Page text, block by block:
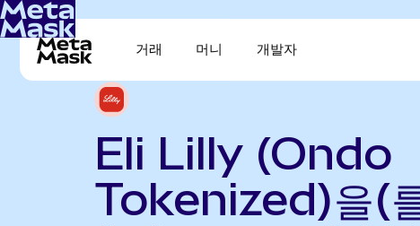
거래 머니 개발자
Eli Lilly (Ondo
Tokenized)을(